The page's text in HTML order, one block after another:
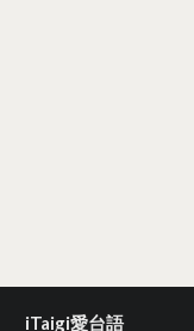
iTaigi愛台語